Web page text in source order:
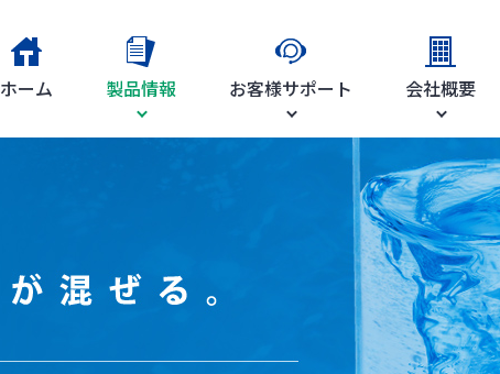
ホーム 製品情報 お客様サポート 会社概要